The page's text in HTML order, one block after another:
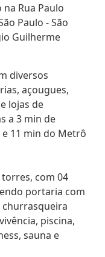
Rua Paulo
Paulo - São
Guilherme
diversos
açougues,
lojas de
a 3 min de
11 min do Metrô
com 04
portaria com
churrasqueira
piscina,
sauna e